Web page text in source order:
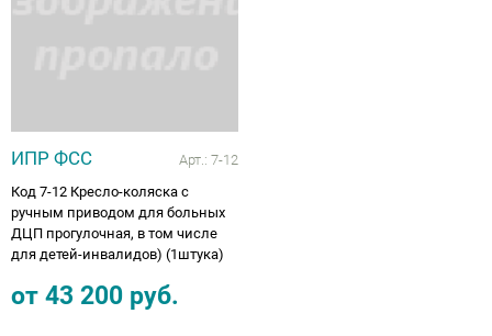
ИПР ФСС Арт.: 7-12
Код 7-12 Кресло-коляска с
ручным приводом для больных
ДЦП прогулочная, в том числе
для детей-инвалидов) (1штука)
от 43 200 руб.